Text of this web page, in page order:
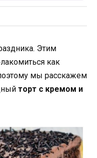
Этим
как
мы расскажем
торт с кремом и